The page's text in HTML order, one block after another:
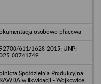
osobowo-płacowa
611/1628-2015; UNP:
00741749
Spółdzielnia Produkcyjna
w likwidacji - Wojkowice